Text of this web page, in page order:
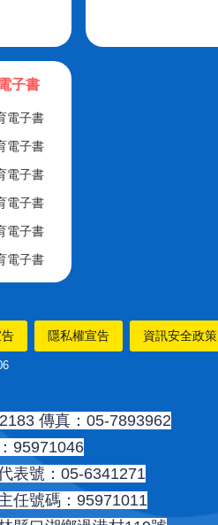
子書
電子書
電子書
電子書
電子書
電子書
電子書
隱私權宣告 資訊安全政策
傳真：05-7893962
95971046
表號：05-6341271
任號碼：95971011